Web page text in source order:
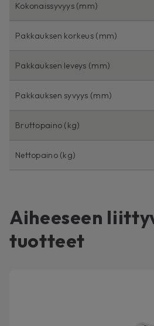
Kokonaissyvyys (mm)
Pakkauksen korkeus (mm)
Pakkauksen leveys (mm)
Pakkauksen syvyys (mm)
Bruttopaino (kg)
Nettopaino (kg)
Aiheeseen
tuotteet